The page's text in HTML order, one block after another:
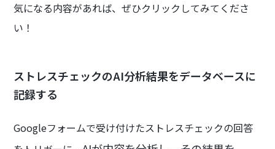
気になる内容があれば、ぜひクリックしてみてくださ
い！
ストレスチェックのAI分析結果をデータベースに
記録する
Googleフォームで受け付けたストレスチェックの回答